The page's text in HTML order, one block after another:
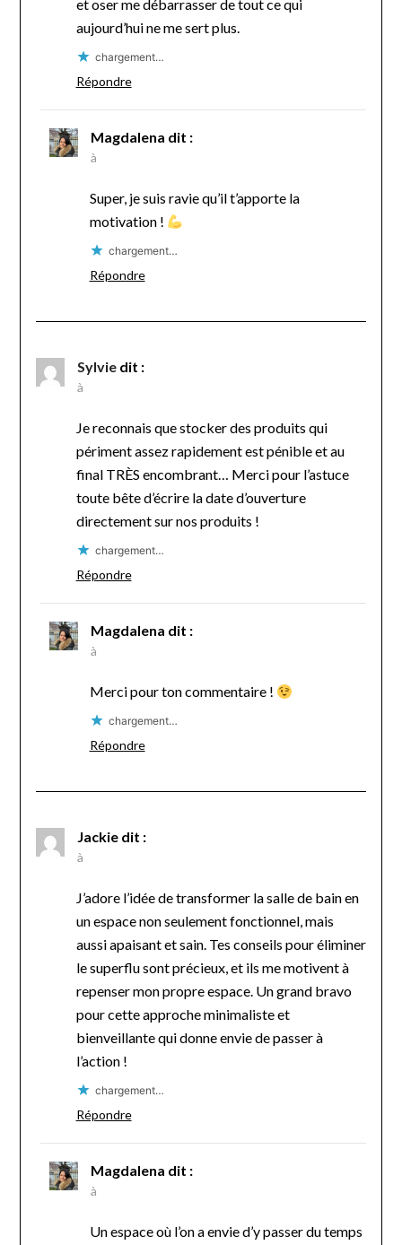
et oser me débarrasser de tout ce qui
aujourd’hui ne me sert plus.
chargement…
Répondre
Magdalena dit :
à
Super, je suis ravie qu’il t’apporte la
motivation !
chargement…
Répondre
Sylvie dit :
à
Je reconnais que stocker des produits qui
périment assez rapidement est pénible et au
final TRÈS encombrant… Merci pour l’astuce
toute bête d’écrire la date d’ouverture
directement sur nos produits !
chargement…
Répondre
Magdalena dit :
à
Merci pour ton commentaire !
chargement…
Répondre
Jackie dit :
à
J’adore l’idée de transformer la salle de bain en
un espace non seulement fonctionnel, mais
aussi apaisant et sain. Tes conseils pour éliminer
le superflu sont précieux, et ils me motivent à
repenser mon propre espace. Un grand bravo
pour cette approche minimaliste et
bienveillante qui donne envie de passer à
l’action !
chargement…
Répondre
Magdalena dit :
à
Un espace où l’on a envie d’y passer du temps